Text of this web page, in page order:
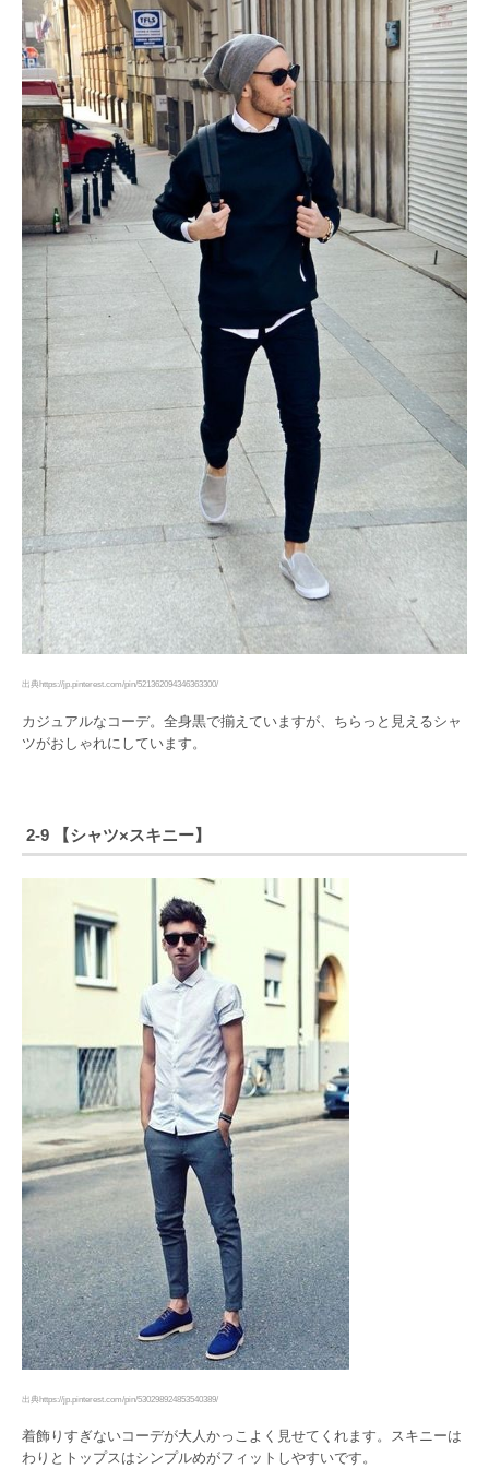
出典https://jp.pinterest.com/pin/521362094346363300/
カジュアルなコーデ。全身黒で揃えていますが、ちらっと見えるシャ
ツがおしゃれにしています。
2-9 【シャツ×スキニー】
出典https://jp.pinterest.com/pin/530298924853540389/
着飾りすぎないコーデが大人かっこよく見せてくれます。スキニーは
わりとトップスはシンプルめがフィットしやすいです。